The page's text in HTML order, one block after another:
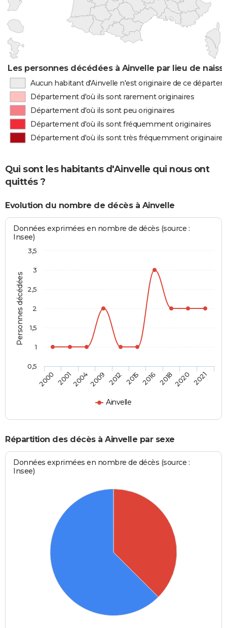
Les personnes décédées à Ainvelle par lieu de
Aucun habitant d'Ainvelle n'est originaire de ce
Département d'où ils sont rarement originaires
Département d'où ils sont peu originaires
Département d'où ils sont fréquemment originaires
Département d'où ils sont très fréquemment originaires
Qui sont les habitants d'Ainvelle qui nous ont
quittés ?
Evolution du nombre de décès à Ainvelle
Personnes décédées
Données exprimées en nombre de décès (source :
Insee)
Ainvelle
2000 200120042009 2012 2015 2016 20182020 2021
0,5
1
1,5
2
2,5
3
3,5
Répartition des décès à Ainvelle par sexe
Données exprimées en nombre de décès (source :
Insee)